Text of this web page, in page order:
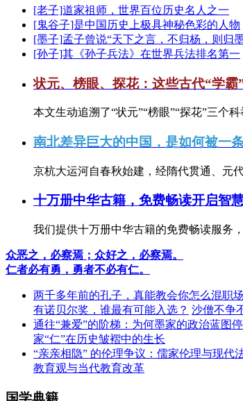
[老子]道家祖师，世界百位历史名人之一
[鬼谷子]是中国历史上极具神秘色彩的人物
[墨子]孟子曾说“天下之言，不归杨，则归
[孙子]其《孙子兵法》在世界兵法排名第一
状元、榜眼、探花：这些古代“学霸
本文生动追溯了“状元”“榜眼”“探花”三个
南北差异巨大的中国，是如何被一
京杭大运河自春秋始建，经隋代贯通、元
十万册中华古籍，免费畅读开启智
我们提供十万册中华古籍的免费畅读服务
众恶之，必察焉；众好之，必察焉。
仁者必有勇，勇者不必有仁。
两千多年前的孔子，真能教会你怎么混职
有诺贝尔奖，谁最有可能入选？ 沙僧不争
通往“兼爱”的阶梯：为何墨家的政治蓝图
家“仁”在历史皱褶中的生长
“亲亲相隐” 的伦理争议：儒家伦理与现代
教育观与当代教育改革
国学典籍